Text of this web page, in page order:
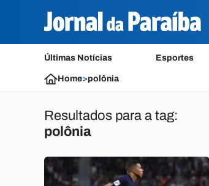
Últimas Notícias Esportes
Home>polônia
Resultados para a tag:
polônia